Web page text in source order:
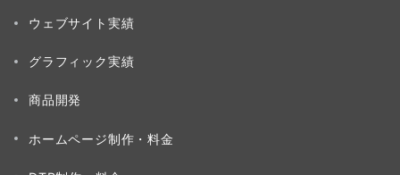
ウェブサイト実績
グラフィック実績
商品開発
ホームページ制作・料金